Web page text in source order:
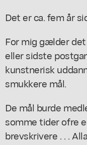
Det er ca. fem år
For mig gælder
eller sidste
kunstnerisk
smukkere mål.
De mål burde
somme tider ofre
brevskrivere . . .